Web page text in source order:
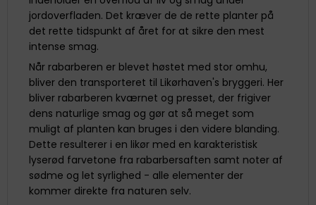
jordoverfladen. Det kræver de de rette planter på
det rette tidspunkt af året for at sikre den mest
intense smag.
Når rabarberen er blevet høstet med stor omhu,
bliver den transporteret til Likørhaven's bryggeri. Her
bliver rabarberen kværnet og presset, der frigiver
dens naturlige smag og gør at så meget som
muligt af planten kan bruges i den videre blanding.
Dette resulterer i en likør med en karakteristisk
lyserød farvetone fra rabarbersaften samt noter af
sødme og let syrlighed - alle elementer der
kommer direkte fra naturen selv.